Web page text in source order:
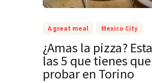
A great meal Mexico City
¿Amas la pizza?
las 5 que tienes que
probar en Torino